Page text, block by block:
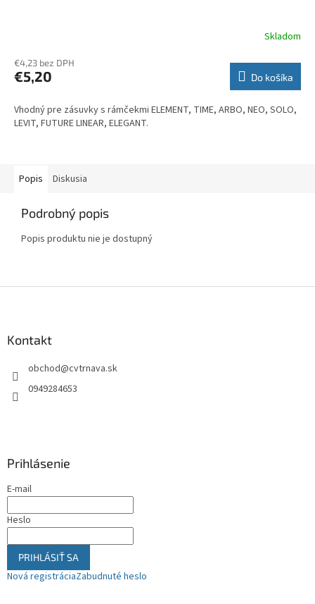
Skladom
€4,23 bez DPH
€5,20 Do košíka
Vhodný pre zásuvky s rámčekmi ELEMENT, TIME, ARBO, NEO, SOLO,
LEVIT, FUTURE LINEAR, ELEGANT.
Popis Diskusia
Podrobný popis
Popis produktu nie je dostupný
Kontakt
obchod@cvtrnava.sk
0949284653
Prihlásenie
E-mail
Heslo
PRIHLÁSIŤ SA
Nová registráciaZabudnuté heslo